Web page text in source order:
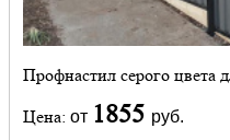
Профнастил серого цвета
Цена: от 1855 руб.